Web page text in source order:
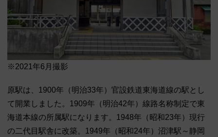
※2021年6月撮影
原駅は、1900年（明治33年）官設鉄道東海道線の駅とし
て開業しました。1909年（明治42年）線路名称制定で東
海道本線の所属駅になります。1948年（昭和23年）現行
の二代目駅舎に改築。1949年（昭和24年）沼津駅～静岡